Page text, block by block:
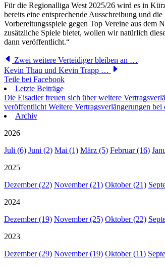
Für die Regionalliga West 2025/26 wird es in
bereits eine entsprechende Ausschreibung und
Vorbereitungsspiele gegen Top Vereine aus
zusätzliche Spiele bietet, wollen wir natürlich
dann veröffentlicht.“
Zwei weitere Verteidiger bleiben an …
Kevin Thau und Kevin Trapp …
Teile bei Facebook
Letzte Beiträge
Die Eisadler freuen sich über weitere
veröffentlicht Weitere Vertragsverlängerungen bei
Archiv
2026
Juli (6) Juni (2) Mai (1) März (5) Februar (16)
2025
Dezember (22) November (21) Oktober (21)
2024
Dezember (19) November (25) Oktober (22)
2023
Dezember (29) November (19) Oktober (11)